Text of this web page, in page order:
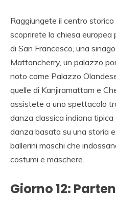
Raggiungete il centro
scoprirete la chiesa europea
di San Francesco, una
Mattancherry, un palazzo
noto come Palazzo
quelle di Kanjiramattam e
assistete a uno spettacolo
danza classica indiana tipica
danza basata su una storia
ballerini maschi che
costumi e maschere.
Giorno 12: